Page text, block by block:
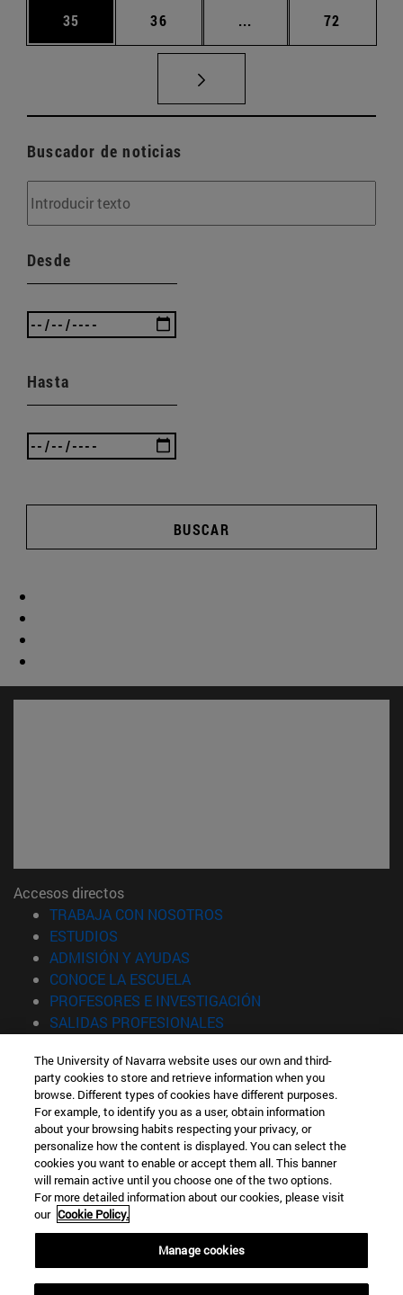
Página
35 Página
36 ... Páginas intermedias
Página
72
Buscador de noticias
Desde
Hasta
BUSCAR
Accesos directos
TRABAJA CON NOSOTROS
ESTUDIOS
ADMISIÓN Y AYUDAS
CONOCE LA ESCUELA(abre en nueva ventana)
PROFESORES E INVESTIGACIÓN
SALIDAS PROFESIONALES
Información
TFNO +34 943 21 98 77
¿QUÉ GRADO TE INTERESA?
¿QUÉ MÁSTER TE INTERESA?
© Universidad de Navarra
Información legal
Accesibilidad
Configuración de cookies
Localizador de campus
The University of Navarra website uses our own and third-
party cookies to store and retrieve information when you
browse. Different types of cookies have different purposes.
For example, to identify you as a user, obtain information
about your browsing habits respecting your privacy, or
personalize how the content is displayed. You can select the
cookies you want to enable or accept them all. This banner
will remain active until you choose one of the two options.
For more detailed information about our cookies, please visit
our Cookie Policy.
Manage cookies